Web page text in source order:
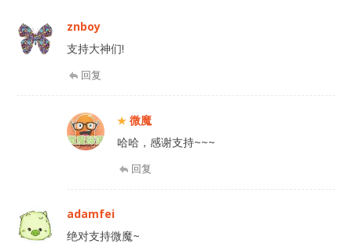
znboy
支持大神们!
回复
微魔
哈哈，感谢支持~~~
回复
adamfei
绝对支持微魔~